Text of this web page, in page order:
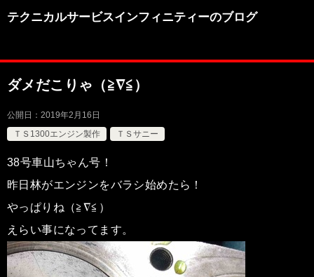
テクニカルサービスインフィニティーのブログ
ダメだこりゃ（≧∇≦）
公開日： 2019年2月16日
ＴＳ1300エンジン製作
ＴＳサニー
38号車山ちゃん号！
昨日林がエンジンをバラシ始めたら！
やっぱりね（≧∇≦）
えらい事になってます。